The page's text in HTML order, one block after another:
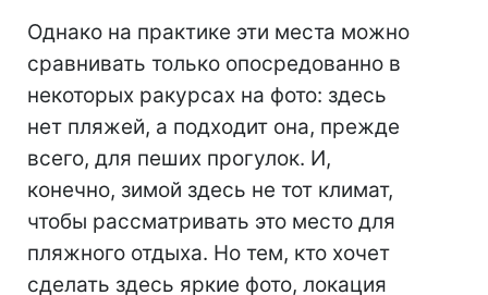
Однако на практике эти места можно
сравнивать только опосредованно в
некоторых ракурсах на фото: здесь
нет пляжей, а подходит она, прежде
всего, для пеших прогулок. И,
конечно, зимой здесь не тот климат,
чтобы рассматривать это место для
пляжного отдыха. Но тем, кто хочет
сделать здесь яркие фото, локация